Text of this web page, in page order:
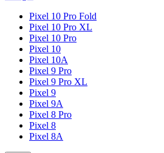
Pixel 10 Pro Fold
Pixel 10 Pro XL
Pixel 10 Pro
Pixel 10
Pixel 10A
Pixel 9 Pro
Pixel 9 Pro XL
Pixel 9
Pixel 9A
Pixel 8 Pro
Pixel 8
Pixel 8A